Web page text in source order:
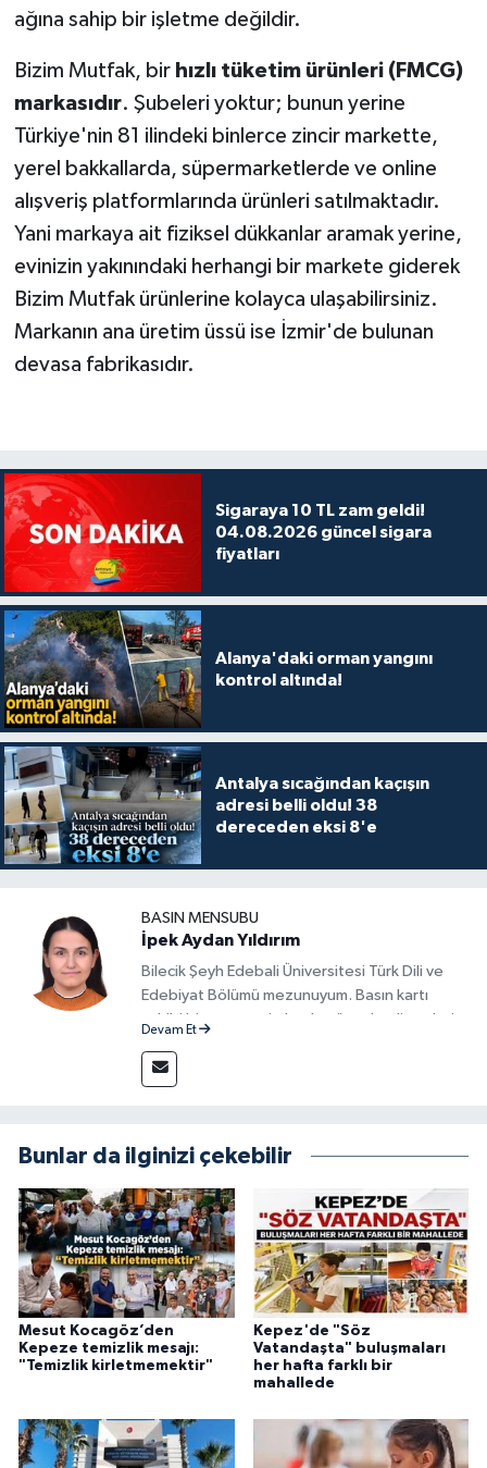
ağına sahip bir işletme değildir.
Bizim Mutfak, bir hızlı tüketim ürünleri (FMCG)
markasıdır. Şubeleri yoktur; bunun yerine
Türkiye'nin 81 ilindeki binlerce zincir markette,
yerel bakkallarda, süpermarketlerde ve online
alışveriş platformlarında ürünleri satılmaktadır.
Yani markaya ait fiziksel dükkanlar aramak yerine,
evinizin yakınındaki herhangi bir markete giderek
Bizim Mutfak ürünlerine kolayca ulaşabilirsiniz.
Markanın ana üretim üssü ise İzmir'de bulunan
devasa fabrikasıdır.
Sigaraya 10 TL zam geldi!
04.08.2026 güncel sigara
fiyatları
Alanya'daki orman yangını
kontrol altında!
Antalya sıcağından kaçışın
adresi belli oldu! 38
dereceden eksi 8'e
BASIN MENSUBU
İpek Aydan Yıldırım
Bilecik Şeyh Edebali Üniversitesi Türk Dili ve
Edebiyat Bölümü mezunuyum. Basın kartı
sahibi bir gazeteci olarak, güncel gelişmeleri
güvenilir ve tarafsız bilgilerle buluşturmayı
amaçlıyorum. Habercilik anlayışımda etik
alanlarda ürettiğim içeriklerle kamuoyuna
fayda sağla
Devam Et
Bunlar da ilginizi çekebilir
Mesut Kocagöz’den
Kepeze temizlik mesajı:
"Temizlik kirletmemektir"
Kepez'de "Söz
Vatandaşta" buluşmaları
her hafta farklı bir
mahallede